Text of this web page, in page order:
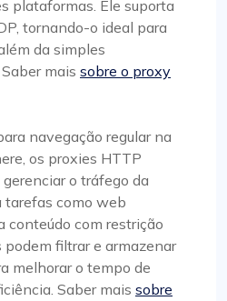
plataformas. Ele suporta
tornando-o ideal para
da simples
mais sobre o proxy
navegação regular na
os proxies HTTP
o tráfego da
tarefas como web
conteúdo com restrição
podem filtrar e armazenar
melhorar o tempo de
Saber mais sobre